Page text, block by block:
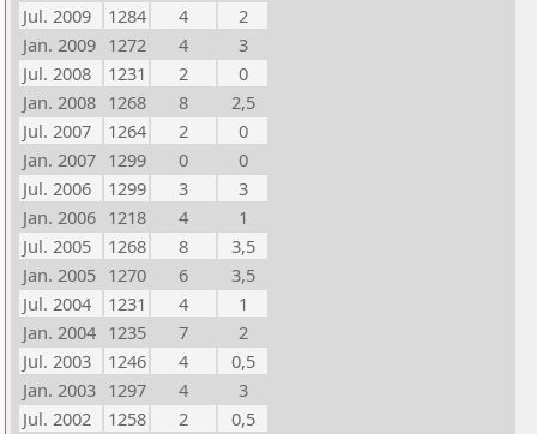
Jul. 2009
1284 4
2
Jan. 2009 1272 4
3
Jul. 2008
1231 2
0
Jan. 2008 1268 8
2,5
Jul. 2007
1264 2
0
Jan. 2007 1299 0
0
Jul. 2006
1299 3
3
Jan. 2006 1218 4
1
Jul. 2005
1268 8
3,5
Jan. 2005 1270 6
3,5
Jul. 2004
1231 4
1
Jan. 2004 1235 7
2
Jul. 2003
1246 4
0,5
Jan. 2003 1297 4
3
Jul. 2002
1258 2
0,5